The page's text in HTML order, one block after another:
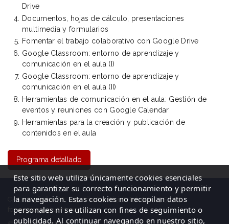
Drive
Documentos, hojas de cálculo, presentaciones
multimedia y formularios
Fomentar el trabajo colaborativo con Google Drive
Google Classroom: entorno de aprendizaje y
comunicación en el aula (I)
Google Classroom: entorno de aprendizaje y
comunicación en el aula (II)
Herramientas de comunicación en el aula: Gestión de
eventos y reuniones con Google Calendar
Herramientas para la creación y publicación de
contenidos en el aula
Programa detallado
C/ La Cigüeña, 50, Logroño (La Rioja)| Tel: 941 23 59 65
formacion@elventanal.es
Este sitio web utiliza únicamente cookies esenciales
para garantizar su correcto funcionamiento y permitir
la navegación. Estas cookies no recopilan datos
personales ni se utilizan con fines de seguimiento o
publicidad. Al continuar navegando en nuestro sitio,